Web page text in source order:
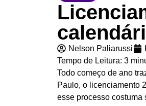
Nelson Paliarussi
Tempo de Leitura: 3
Todo começo de ano
Paulo, o licenciamento
esse processo costuma